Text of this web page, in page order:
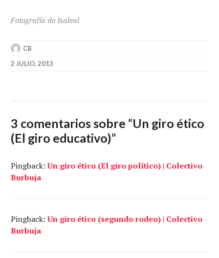
Fotografía de Isaleal
CB
2 JULIO, 2013
3 comentarios sobre “Un giro ético
(El giro educativo)”
Pingback:Un giro ético (El giro político) | Colectivo
Burbuja
Pingback:Un giro ético (segundo rodeo) | Colectivo
Burbuja